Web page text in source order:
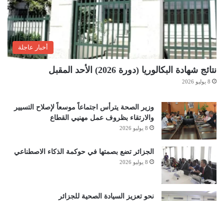
أخبار عاجلة
نتائج شهادة البكالوريا (دورة 2026) الأحد المقبل
8 يوليو 2026
وزير الصحة يترأس اجتماعاً موسعاً لإصلاح التسيير
والارتقاء بظروف عمل مهنيي القطاع
8 يوليو 2026
الجزائر تضع بصمتها في حوكمة الذكاء الاصطناعي
8 يوليو 2026
نحو تعزيز السيادة الصحية للجزائر